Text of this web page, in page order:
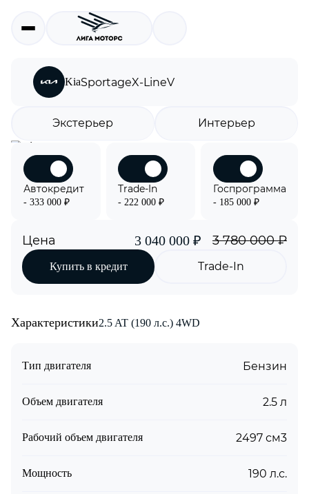
KiaSportageX-LineV
Экстерьер Интерьер
Автокредит
- 333 000 ₽
Trade-In
- 222 000 ₽
Госпрограмма
- 185 000 ₽
Цена 3 040 000 ₽ 3 780 000 ₽
Купить в кредит Trade-In
Характеристики2.5 AT (190 л.с.) 4WD
Тип двигателя Бензин
Объем двигателя 2.5 л
Рабочий объем двигателя 2497 см3
Мощность 190 л.с.